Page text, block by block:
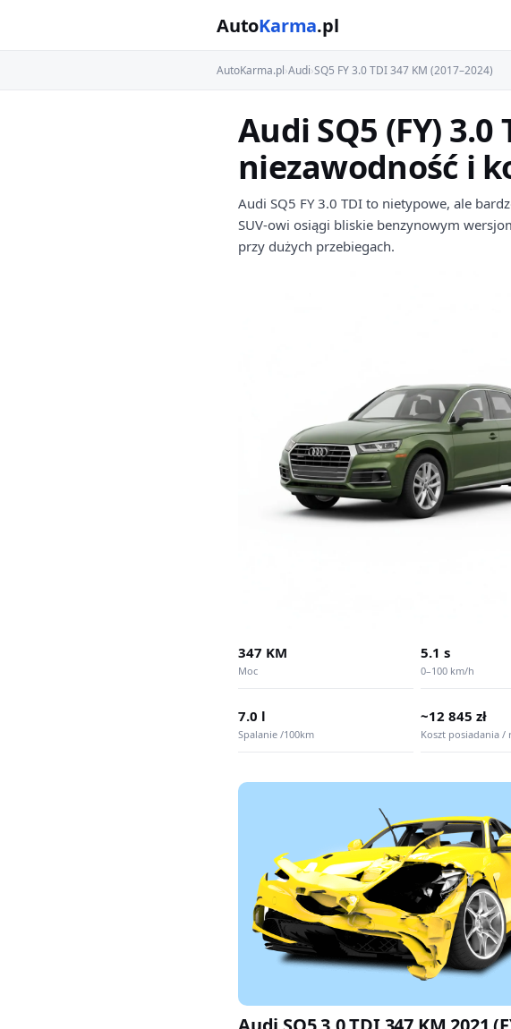
AutoKarma.pl
AutoKarma.pl›Audi›SQ5 FY 3.0 TDI 347 KM (2017–2024)
Audi SQ5 (FY)
niezawodność i
Audi SQ5 FY 3.0 TDI to nietypowe, ale
SUV-owi osiągi bliskie benzynowym
przy dużych przebiegach.
347 KM
Moc
5.1 s
0–100 km/h
7.0 l
Spalanie /100km
~12 845 zł
Koszt posiadania /